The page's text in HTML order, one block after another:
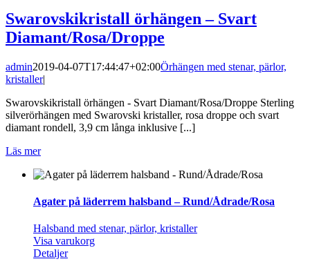
Swarovskikristall örhängen – Svart
Diamant/Rosa/Droppe
admin2019-04-07T17:44:47+02:00Örhängen med stenar, pärlor,
kristaller|
Swarovskikristall örhängen - Svart Diamant/Rosa/Droppe Sterling
silverörhängen med Swarovski kristaller, rosa droppe och svart
diamant rondell, 3,9 cm långa inklusive [...]
Läs mer
Agater på läderrem halsband – Rund/Ådrade/Rosa
Halsband med stenar, pärlor, kristaller
Visa varukorg
Detaljer